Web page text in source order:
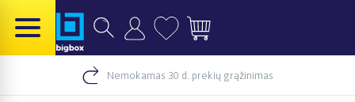
Nemokamas 30 d. prekių grąžinimas